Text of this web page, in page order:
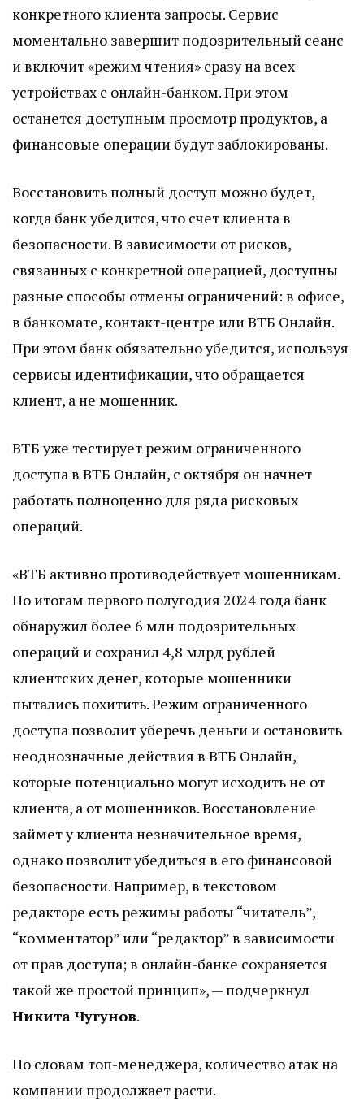
конкретного клиента запросы. Сервис
моментально завершит подозрительный сеанс
и включит «режим чтения» сразу на всех
устройствах с онлайн-банком. При этом
останется доступным просмотр продуктов, а
финансовые операции будут заблокированы.
Восстановить полный доступ можно будет,
когда банк убедится, что счет клиента в
безопасности. В зависимости от рисков,
связанных с конкретной операцией, доступны
разные способы отмены ограничений: в офисе,
в банкомате, контакт-центре или ВТБ Онлайн.
При этом банк обязательно убедится, используя
сервисы идентификации, что обращается
клиент, а не мошенник.
ВТБ уже тестирует режим ограниченного
доступа в ВТБ Онлайн, с октября он начнет
работать полноценно для ряда рисковых
операций.
«ВТБ активно противодействует мошенникам.
По итогам первого полугодия 2024 года банк
обнаружил более 6 млн подозрительных
операций и сохранил 4,8 млрд рублей
клиентских денег, которые мошенники
пытались похитить. Режим ограниченного
доступа позволит уберечь деньги и остановить
неоднозначные действия в ВТБ Онлайн,
которые потенциально могут исходить не от
клиента, а от мошенников. Восстановление
займет у клиента незначительное время,
однако позволит убедиться в его финансовой
безопасности. Например, в текстовом
редакторе есть режимы работы “читатель”,
“комментатор” или “редактор” в зависимости
от прав доступа; в онлайн-банке сохраняется
такой же простой принцип», — подчеркнул
Никита Чугунов.
По словам топ-менеджера, количество атак на
компании продолжает расти.